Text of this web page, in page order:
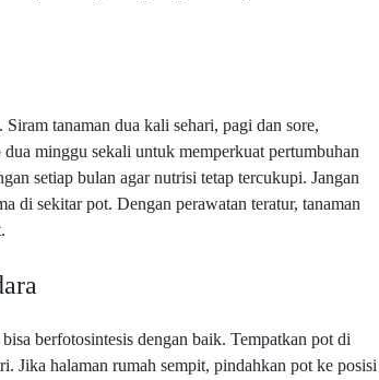
tanaman dua kali sehari, pagi dan sore,
minggu sekali untuk memperkuat pertumbuhan
setiap bulan agar nutrisi tetap tercukupi. Jangan
di sekitar pot. Dengan perawatan teratur, tanaman
berfotosintesis dengan baik. Tempatkan pot di
Jika halaman rumah sempit, pindahkan pot ke posisi